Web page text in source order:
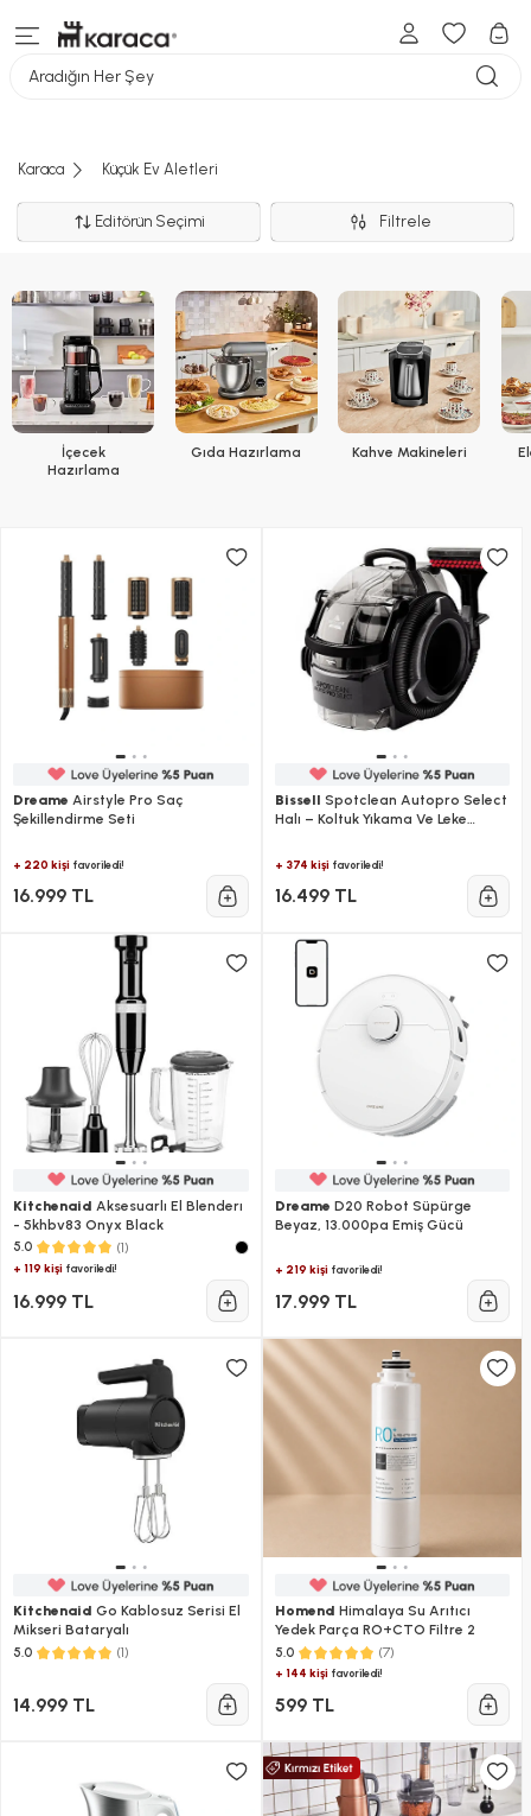
Aradığın Her Şey
Karaca Küçük Ev Aletleri
Editörün Seçimi Filtrele
İçecek
Hazırlama
Gıda Hazırlama Kahve Makineleri
Dreame Airstyle Pro Saç
Şekillendirme Seti
+ 220 kişi favoriledi!
16.999 TL
Bissell Spotclean Autopro Select
Halı – Koltuk Yıkama Ve Leke
+ 374 kişifavoriledi!
16.499 TL
Kitchenaid Aksesuarlı El Blenderı
- 5khbv83 Onyx Black
5.0 (1)
+ 119 kişi favoriledi!
16.999 TL
Dreame D20 Robot Süpürge
Beyaz, 13.000pa Emiş Gücü
+ 219 kişifavoriledi!
17.999 TL
Kitchenaid Go Kablosuz Serisi El
Mikseri Bataryalı
5.0 (1)
14.999 TL
Homend Himalaya Su Arıtıcı
Yedek Parça RO+CTO Filtre 2
5.0 (7)
+ 144 kişifavoriledi!
599 TL